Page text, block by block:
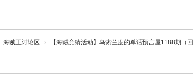
海贼王讨论区 › 【海贼竞猜活动】乌索兰度的单话预言屋1188期（